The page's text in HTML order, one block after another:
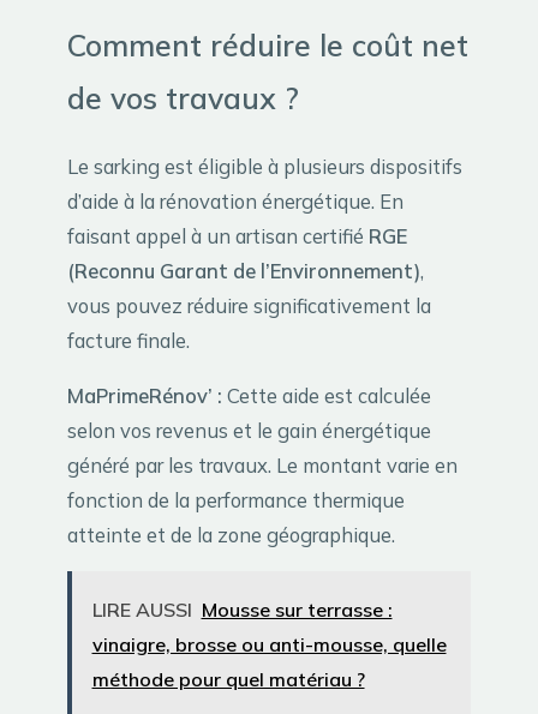
Comment réduire le coût net
de vos travaux ?
Le sarking est éligible à plusieurs dispositifs
d’aide à la rénovation énergétique. En
faisant appel à un artisan certifié RGE
(Reconnu Garant de l’Environnement),
vous pouvez réduire significativement la
facture finale.
MaPrimeRénov’ : Cette aide est calculée
selon vos revenus et le gain énergétique
généré par les travaux. Le montant varie en
fonction de la performance thermique
atteinte et de la zone géographique.
LIRE AUSSI Mousse sur terrasse :
vinaigre, brosse ou anti-mousse, quelle
méthode pour quel matériau ?